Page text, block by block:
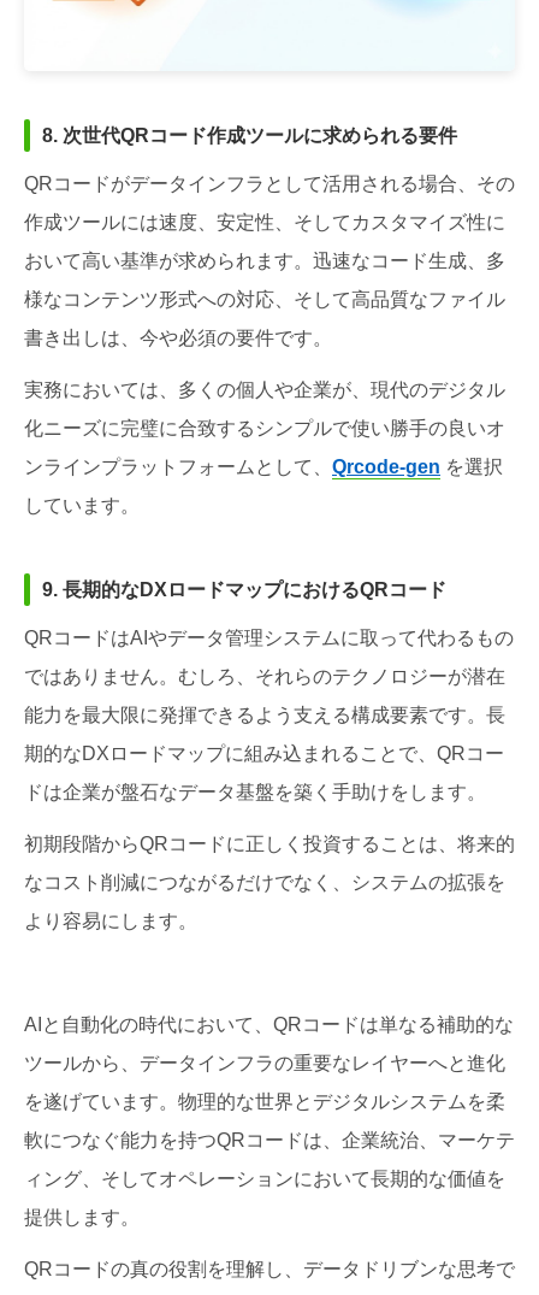
8. 次世代QRコード作成ツールに求められる要件
QRコードがデータインフラとして活用される場合、その
作成ツールには速度、安定性、そしてカスタマイズ性に
おいて高い基準が求められます。迅速なコード生成、多
様なコンテンツ形式への対応、そして高品質なファイル
書き出しは、今や必須の要件です。
実務においては、多くの個人や企業が、現代のデジタル
化ニーズに完璧に合致するシンプルで使い勝手の良いオ
ンラインプラットフォームとして、 Qrcode-gen を選択
しています。
9. 長期的なDXロードマップにおけるQRコード
QRコードはAIやデータ管理システムに取って代わるもの
ではありません。むしろ、それらのテクノロジーが潜在
能力を最大限に発揮できるよう支える構成要素です。長
期的なDXロードマップに組み込まれることで、QRコー
ドは企業が盤石なデータ基盤を築く手助けをします。
初期段階からQRコードに正しく投資することは、将来的
なコスト削減につながるだけでなく、システムの拡張を
より容易にします。
AIと自動化の時代において、QRコードは単なる補助的な
ツールから、データインフラの重要なレイヤーへと進化
を遂げています。物理的な世界とデジタルシステムを柔
軟につなぐ能力を持つQRコードは、企業統治、マーケテ
ィング、そしてオペレーションにおいて長期的な価値を
提供します。
QRコードの真の役割を理解し、データドリブンな思考で